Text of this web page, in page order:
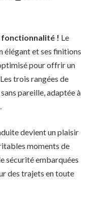
! Le
élégant et ses finitions
pour offrir un
trois rangées de
pareille, adaptée à
devient un plaisir
moments de
sécurité embarquées
des trajets en toute